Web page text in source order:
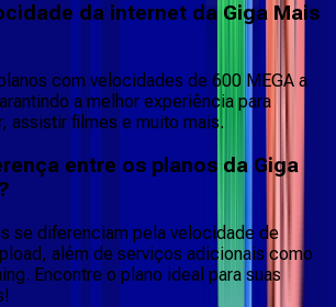
da internet da Giga Mais
com velocidades de 600 MEGA a
a melhor experiência para
assistir filmes e muito mais.
entre os planos da Giga
se diferenciam pela velocidade de
além de serviços adicionais como
Encontre o plano ideal para suas